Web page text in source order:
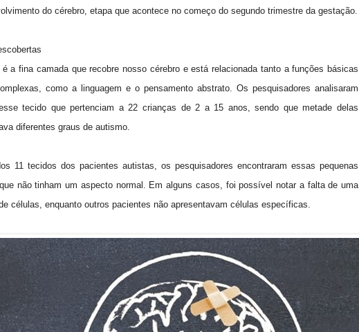
do cérebro, etapa que acontece no começo do segundo trimestre da gestação.
a fina camada que recobre nosso cérebro e está relacionada tanto a funções básicas
como a linguagem e o pensamento abstrato. Os pesquisadores analisaram
tecido que pertenciam a 22 crianças de 2 a 15 anos, sendo que metade delas
diferentes graus de autismo.
11 tecidos dos pacientes autistas, os pesquisadores encontraram essas pequenas
não tinham um aspecto normal. Em alguns casos, foi possível notar a falta de uma
células, enquanto outros pacientes não apresentavam células específicas.